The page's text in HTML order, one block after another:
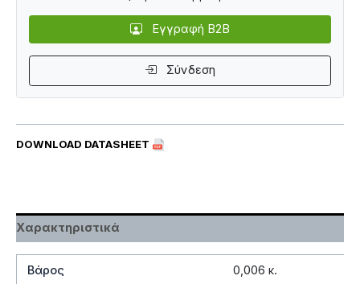
DOWNLOAD DATASHEET
Εγγραφή B2B
Σύνδεση
Χαρακτηριστικά
Βάρος 0,006 κ.